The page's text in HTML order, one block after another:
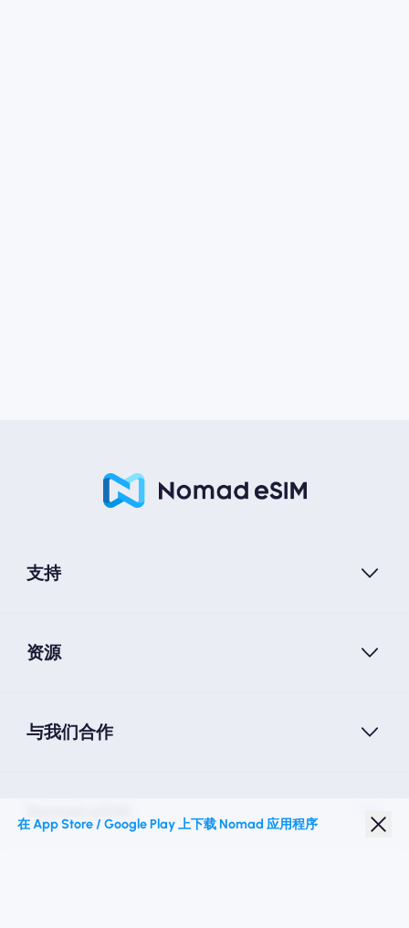
支持
资源
与我们合作
在 App Store / Google Play 上下载 Nomad 应用程序